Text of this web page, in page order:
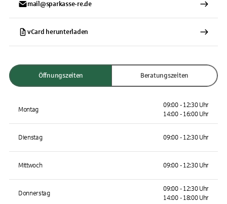
mail@sparkasse-re.de
vCard herunterladen
Öffnungszeiten Beratungszeiten
Montag
09:00 - 12:30 Uhr
14:00 - 16:00 Uhr
Dienstag 09:00 - 12:30 Uhr
Mittwoch 09:00 - 12:30 Uhr
Donnerstag
09:00 - 12:30 Uhr
14:00 - 18:00 Uhr